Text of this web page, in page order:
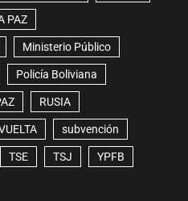
PAZ
Ministerio Público
Policía Boliviana
RUSIA
subvención
TSE TSJ YPFB